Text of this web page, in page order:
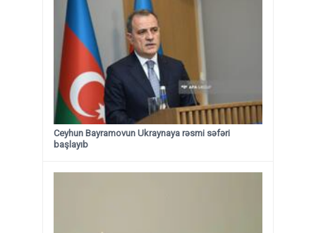
Ceyhun Bayramovun Ukraynaya rəsmi səfəri
başlayıb